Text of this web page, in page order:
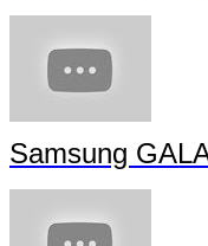
Samsung